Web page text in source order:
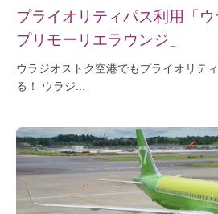
プライオリティパス利用「
プリモーリエラウンジ」
ウラジオストク空港でもプライオリテ
る！ ウラジ...